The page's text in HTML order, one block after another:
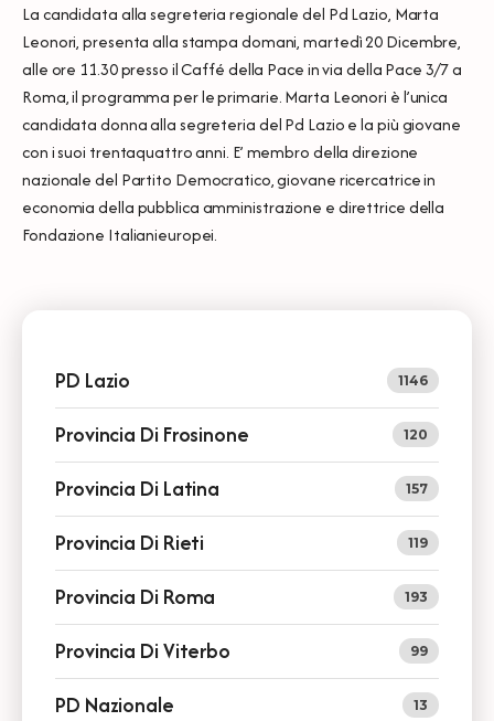
La candidata alla segreteria regionale del Pd Lazio, Marta
Leonori, presenta alla stampa domani, martedì 20 Dicembre,
alle ore 11.30 presso il Caffé della Pace in via della Pace 3/7 a
Roma, il programma per le primarie. Marta Leonori è l’unica
candidata donna alla segreteria del Pd Lazio e la più giovane
con i suoi trentaquattro anni. E’ membro della direzione
nazionale del Partito Democratico, giovane ricercatrice in
economia della pubblica amministrazione e direttrice della
Fondazione Italianieuropei.
PD Lazio 1146
Provincia Di Frosinone 120
Provincia Di Latina 157
Provincia Di Rieti 119
Provincia Di Roma 193
Provincia Di Viterbo 99
PD Nazionale 13